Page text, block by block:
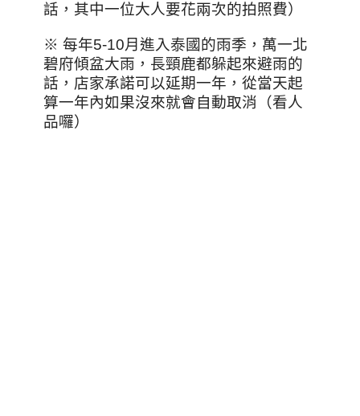
話，其中一位大人要花兩次的拍照費）
※ 每年5-10月進入泰國的雨季，萬一北
碧府傾盆大雨，長頸鹿都躲起來避雨的
話，店家承諾可以延期一年，從當天起
算一年內如果沒來就會自動取消（看人
品囉）